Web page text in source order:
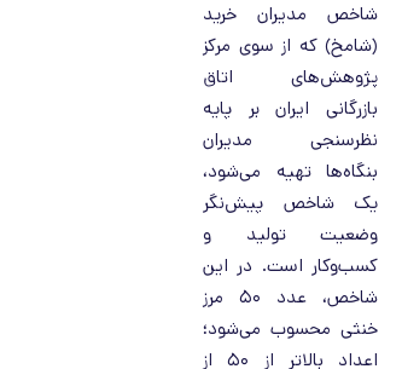
شاخص مدیران خرید
(شامخ) که از سوی مرکز
پژوهش‌های اتاق
بازرگانی ایران بر پایه
نظرسنجی مدیران
بنگاه‌ها تهیه می‌شود،
یک شاخص پیش‌نگر
وضعیت تولید و
کسب‌وکار است. در این
شاخص، عدد ۵۰ مرز
خنثی محسوب می‌شود؛
اعداد بالاتر از ۵۰ از